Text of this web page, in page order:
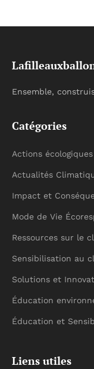
Ensemble,
Catégories
Actions écologiques
Actualités
Impact et
Mode de Vie
Ressources sur le
Sensibilisation au
Solutions et
Éducation
Éducation et
Liens utiles